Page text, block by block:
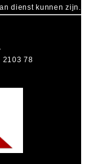
dienst kunnen zijn.
2103 78